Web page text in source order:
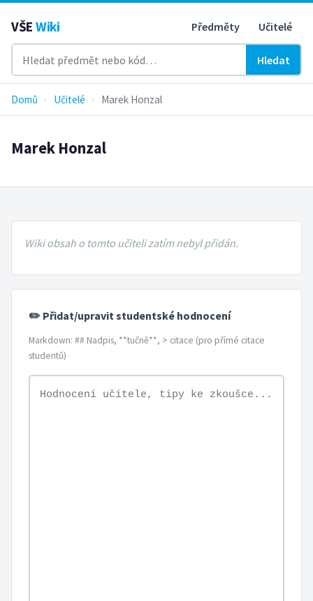
VŠE Wiki Předměty Učitelé
Hledat
Domů › Učitelé › Marek Honzal
Marek Honzal
Wiki obsah o tomto učiteli zatím nebyl přidán.
✏️ Přidat/upravit studentské hodnocení
Markdown: ## Nadpis, **tučně**, > citace (pro přímé citace
studentů)